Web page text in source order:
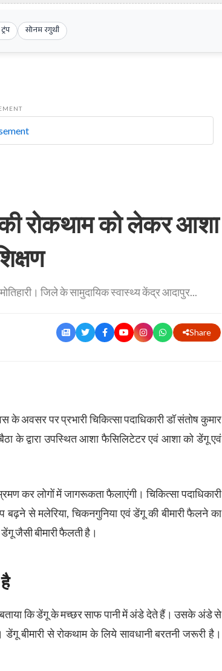
सोनम रगुथी
की रोकथाम को लेकर आशा
जिले के सामुदायिक स्वास्थ्य केंद्र आदापुर...
Share
अवसर पर प्रभारी चिकित्सा पदाधिकारी डॉ संतोष कुमार
के द्वारा उपस्थित आशा फैसिलिटेटर एवं आशा को डेंगू एवं
कर लोगों में जागरूकता फैलाएंगी। चिकित्सा पदाधिकारी
बढ़ने से मलेरिया, चिकनगुनिया एवं डेंगू की बीमारी फैलने का
जैसी बीमारी फैलती है।
बताया कि डेंगू के मच्छर साफ पानी में अंडे देते हैं। उसके अंडे से
बीमारी से रोकथाम के लिये सावधानी बरतनी जरूरी है।